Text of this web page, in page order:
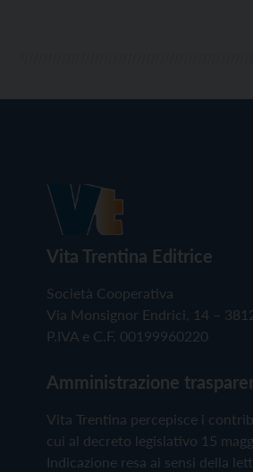
Vita Trentina Editrice
Società Cooperativa
Via Monsignor Endrici, 14 –
P.IVA e C.F. 00199960220
Amministrazione
Vita Trentina percepisce i
cui al decreto legislativo 15
Indicazione resa ai sensi della